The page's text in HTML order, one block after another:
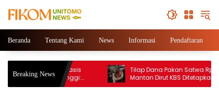
Beranda Tentang Kami News Informasi Pendaftaran
Breaking News
Berbasis
Tinggi:
Institusional.
Tilap Dana Pakan Satwa Rp10,2 Miliar,
Mantan Dirut KBS Ditetapkan Tersangka